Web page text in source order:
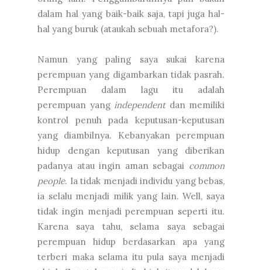
dalam hal yang baik-baik saja, tapi juga hal-
hal yang buruk (ataukah sebuah metafora?).
Namun yang paling saya sukai karena
perempuan yang digambarkan tidak pasrah.
Perempuan dalam lagu itu adalah
perempuan yang independentdan memiliki
kontrol penuh pada keputusan-keputusan
yang diambilnya. Kebanyakan perempuan
hidup dengan keputusan yang diberikan
padanya atau ingin aman sebagai common
people. Ia tidak menjadi individu yang bebas,
ia selalu menjadi milik yang lain. Well, saya
tidak ingin menjadi perempuan seperti itu.
Karena saya tahu, selama saya sebagai
perempuan hidup berdasarkan apa yang
terberi maka selama itu pula saya menjadi